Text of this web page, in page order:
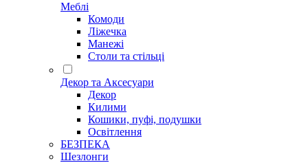
Меблі
Комоди
Ліжечка
Манежі
Столи та стільці
Декор та Аксесуари
Декор
Килими
Кошики, пуфі, подушки
Освітлення
БЕЗПЕКА
Шезлонги